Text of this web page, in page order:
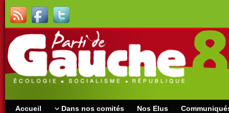
Accueil Dans nos comités Nos Elus